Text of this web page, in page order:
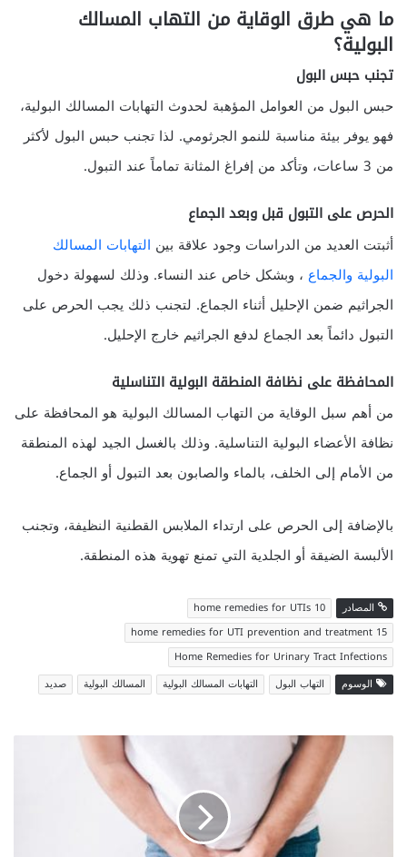
ما هي طرق الوقاية من التهاب المسالك
البولية؟
تجنب حبس البول
حبس البول من العوامل المؤهبة لحدوث التهابات المسالك البولية،
فهو يوفر بيئة مناسبة للنمو الجرثومي. لذا تجنب حبس البول لأكثر
من 3 ساعات، وتأكد من إفراغ المثانة تماماً عند التبول.
الحرص على التبول قبل وبعد الجماع
أثبتت العديد من الدراسات وجود علاقة بين التهابات المسالك
البولية والجماع ، وبشكل خاص عند النساء. وذلك لسهولة دخول
الجراثيم ضمن الإحليل أثناء الجماع. لتجنب ذلك يجب الحرص على
التبول دائماً بعد الجماع لدفع الجراثيم خارج الإحليل.
المحافظة على نظافة المنطقة البولية التناسلية
من أهم سبل الوقاية من التهاب المسالك البولية هو المحافظة على
نظافة الأعضاء البولية التناسلية. وذلك بالغسل الجيد لهذه المنطقة
من الأمام إلى الخلف، بالماء والصابون بعد التبول أو الجماع.
بالإضافة إلى الحرص على ارتداء الملابس القطنية النظيفة، وتجنب
الألبسة الضيقة أو الجلدية التي تمنع تهوية هذه المنطقة.
المصادر
10 home remedies for UTIs
15 home remedies for UTI prevention and treatment
Home Remedies for Urinary Tract Infections
الوسوم
التهاب البول التهابات المسالك البولية المسالك البولية صديد